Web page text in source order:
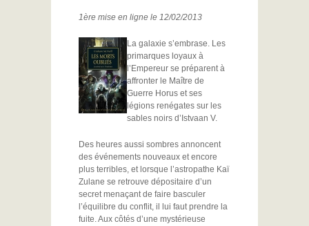
1ère mise en ligne le 12/02/2013
La galaxie s’embrase. Les
primarques loyaux à
l’Empereur se préparent à
affronter le Maître de
Guerre Horus et ses
légions renégates sur les
sables noirs d’Istvaan V.
Des heures aussi sombres annoncent
des événements nouveaux et encore
plus terribles, et lorsque l’astropathe Kaï
Zulane se retrouve dépositaire d’un
secret menaçant de faire basculer
l’équilibre du conflit, il lui faut prendre la
fuite. Aux côtés d’une mystérieuse